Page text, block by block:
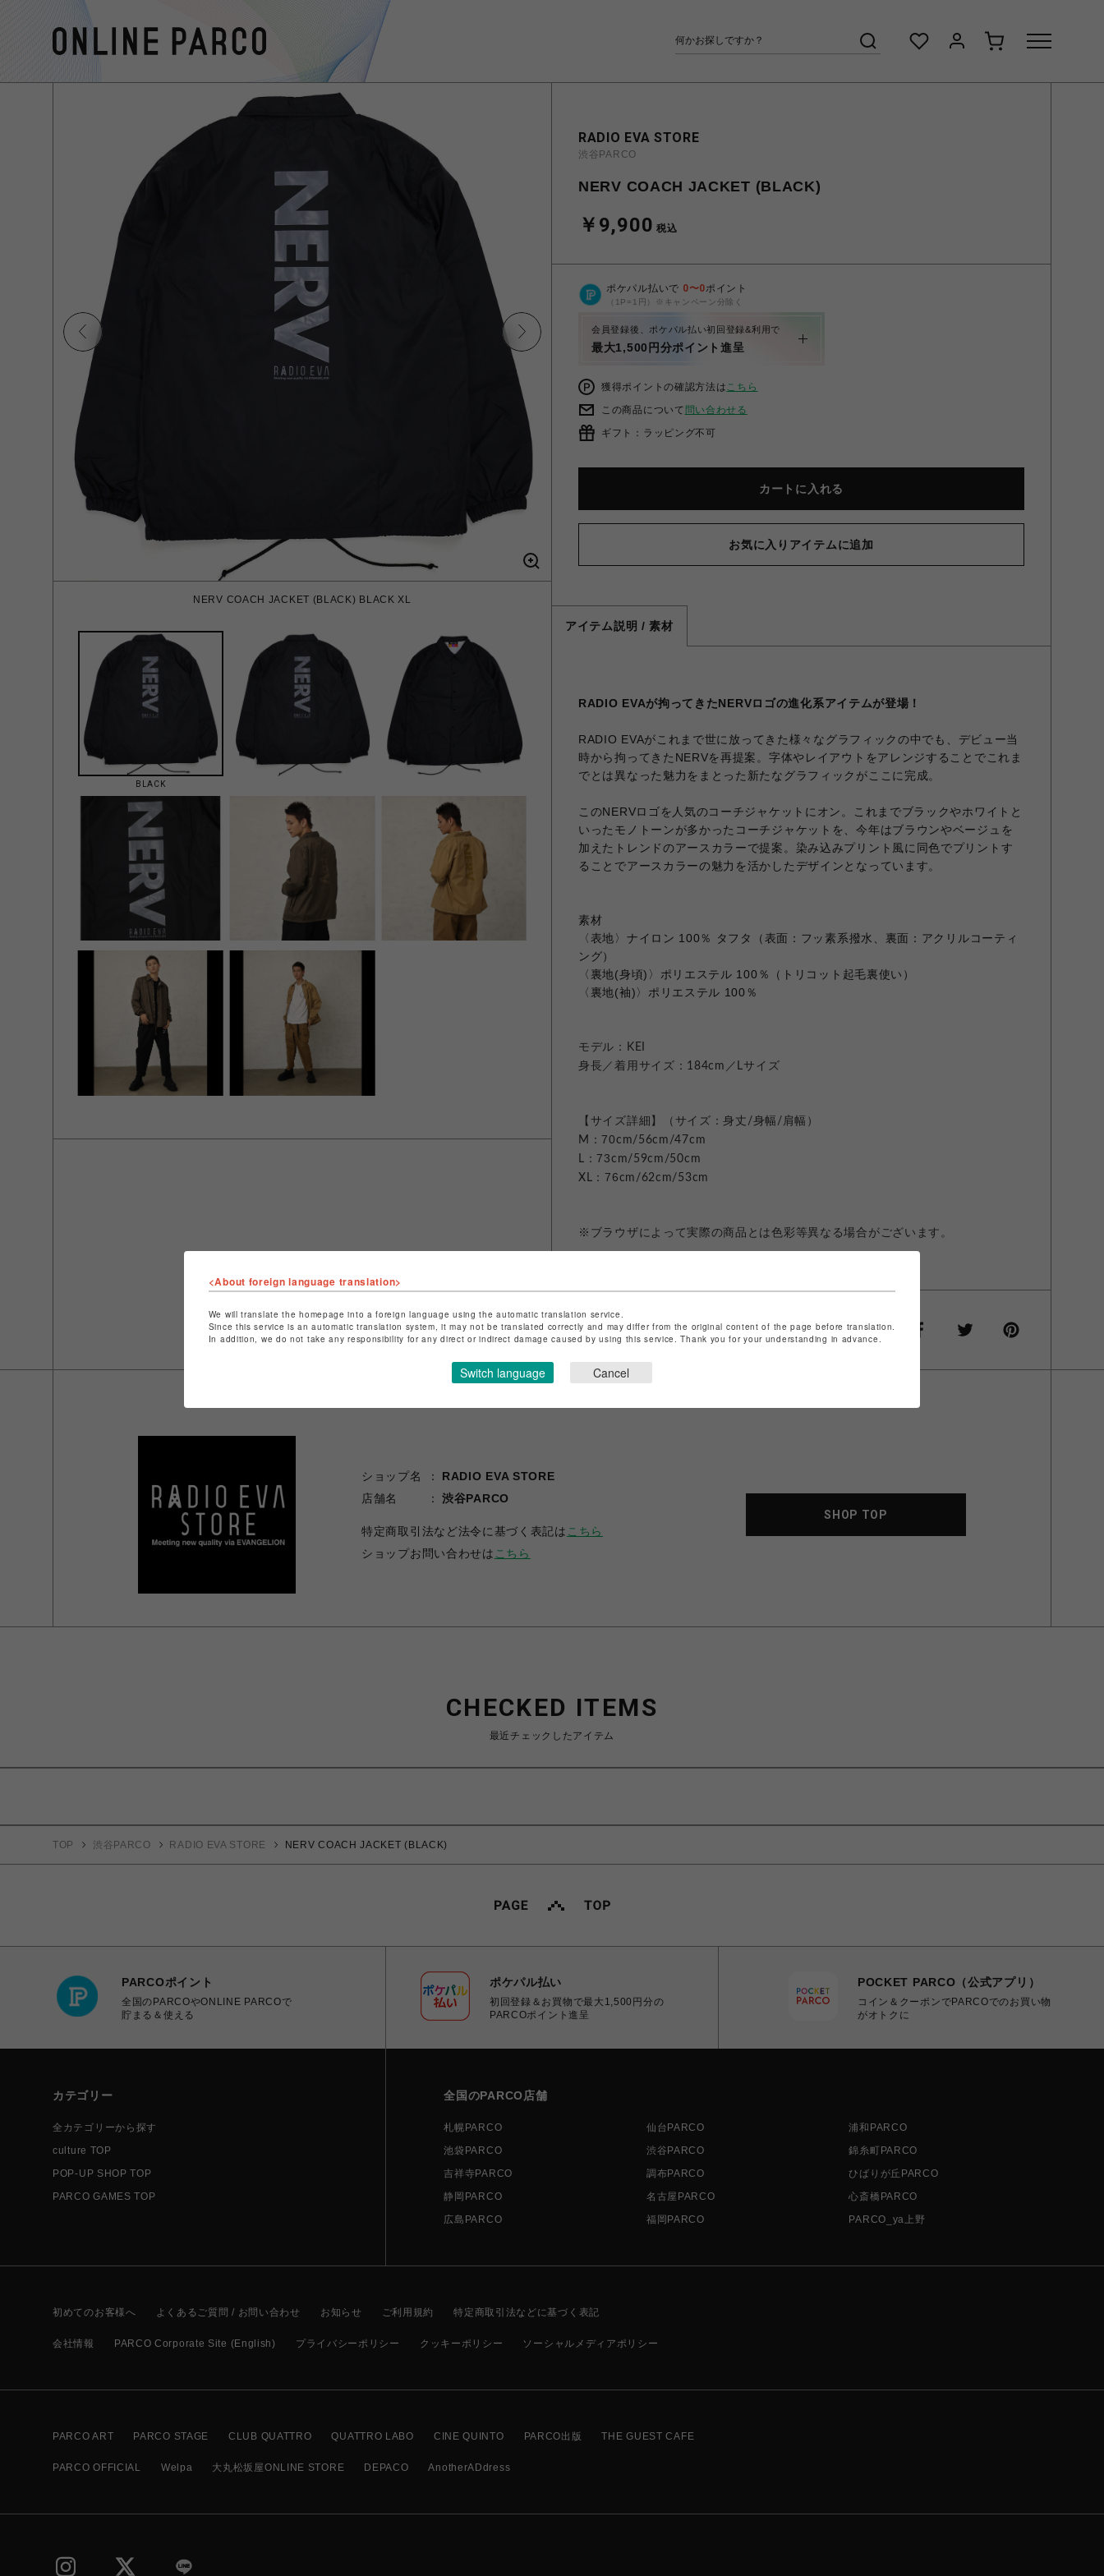
NERV COACH JACKET (BLACK) BLACK XL
BLACK
RADIO EVA STORE
渋谷PARCO
NERV COACH JACKET (BLACK)
￥9,900 税込
ポケパル払いで 0〜0ポイント
（1P=1円）※キャンペーン分除く
会員登録後、ポケパル払い初回登録&利用で
最大1,500円分ポイント進呈
獲得ポイントの確認方法はこちら
この商品について 問い合わせる
ギフト：ラッピング不可
カートに入れる
お気に入りアイテムに追加
アイテム説明 / 素材
RADIO EVAが拘ってきたNERVロゴの進化系アイテムが登場！
RADIO EVAがこれまで世に放ってきた様々なグラフィックの中でも、デビュー当
時から拘ってきたNERVを再提案。字体やレイアウトをアレンジすることでこれま
でとは異なった魅力をまとった新たなグラフィックがここに完成。
このNERVロゴを人気のコーチジャケットにオン。これまでブラックやホワイトと
いったモノトーンが多かったコーチジャケットを、今年はブラウンやベージュを
加えたトレンドのアースカラーで提案。染み込みプリント風に同色でプリントす
ることでアースカラーの魅力を活かしたデザインとなっています。
素材
〈表地〉ナイロン 100％ タフタ（表面：フッ素系撥水、裏面：アクリルコーティ
ング）
〈裏地(身頃)〉ポリエステル 100％（トリコット起毛裏使い）
〈裏地(袖)〉ポリエステル 100％
モデル：KEI
身長／着用サイズ：184cm／Lサイズ
【サイズ詳細】（サイズ：身丈 /身幅 / 肩幅）
M ：70cm/56cm/47cm
L ： 73cm/59cm/50cm
XL ： 76cm/62cm/53cm
※ブラウザによって実際の商品とは色彩等異なる場合がございます。
シェアする
ショップ名
RADIO EVA STORE
店舗名
渋谷PARCO
特定商取引法など法令に基づく表記は こちら
ショップお問い合わせは こちら
SHOP TOP
CHECKED ITEMS
最近チェックしたアイテム
TOP 渋谷PARCO RADIO EVA STORE NERV COACH JACKET (BLACK)
PARCOポイント
全国のPARCOやONLINE PARCOで
貯まる＆使える
ポケパル払い
初回登録＆お買物で最大1,500円分の
PARCOポイント進呈
POCKET PARCO（公式アプリ）
コイン＆クーポンでPARCOでのお買い物
がオトクに
カテゴリー
全カテゴリーから探す
culture TOP
POP-UP SHOP TOP
PARCO GAMES TOP
全国のPARCO店舗
札幌PARCO 仙台PARCO
浦和PARCO
池袋PARCO
渋谷PARCO
錦糸町PARCO
吉祥寺PARCO
調布PARCO
ひばりが丘PARCO
静岡PARCO
名古屋PARCO
心斎橋PARCO
広島PARCO
福岡PARCO PARCO_ya上野
初めてのお客様へ よくあるご質問 / お問い合わせ お知らせ ご利用規約 特定商取引法などに基づく表記
会社情報 PARCO Corporate Site (English) プライバシーポリシー クッキーポリシー ソーシャルメディアポリシー
PARCO ART PARCO STAGE CLUB QUATTRO QUATTRO LABO CINE QUINTO PARCO出版 THE GUEST CAFE
PARCO OFFICIAL Welpa 大丸松坂屋ONLINE STORE DEPACO AnotherADdress
<About foreign language translation>
We will translate the homepage into a foreign language using the automatic translation service.
Since this service is an automatic translation system, it may not be translated correctly and may differ from the original content of the page before translation.
In addition, we do not take any responsibility for any direct or indirect damage caused by using this service. Thank you for your understanding in advance.
Switch language Cancel